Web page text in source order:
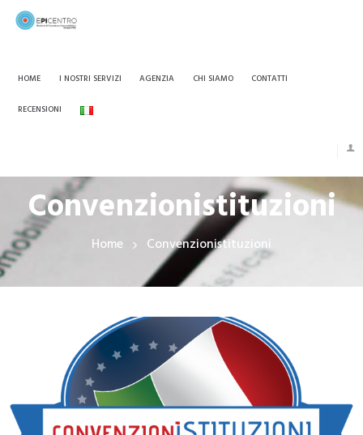
HOME I NOSTRI SERVIZI AGENZIA CHI SIAMO CONTATTI
RECENSIONI
Convenzionistituzioni
Home Convenzionistituzioni